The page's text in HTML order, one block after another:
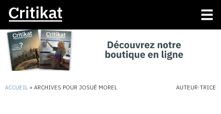
ACCUEIL » ARCHIVES POUR JOSUÉ MOREL AUTEUR·TRICE